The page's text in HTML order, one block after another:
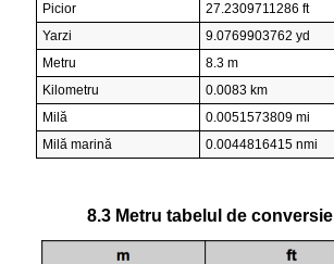
Picior
27.2309711286 ft
Yarzi
9.0769903762 yd
Metru
8.3 m
Kilometru
0.0083 km
Milă
0.0051573809 mi
Milă marină
0.0044816415 nmi
8.3 Metru tabelul de conversie